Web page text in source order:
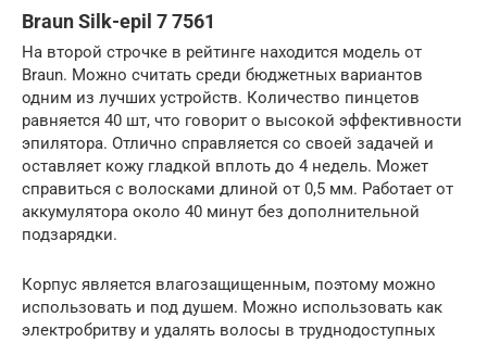
Braun Silk-epil 7 7561
На второй строчке в рейтинге находится модель от
Braun. Можно считать среди бюджетных вариантов
одним из лучших устройств. Количество пинцетов
равняется 40 шт, что говорит о высокой эффективности
эпилятора. Отлично справляется со своей задачей и
оставляет кожу гладкой вплоть до 4 недель. Может
справиться с волосками длиной от 0,5 мм. Работает от
аккумулятора около 40 минут без дополнительной
подзарядки.
Корпус является влагозащищенным, поэтому можно
использовать и под душем. Можно использовать как
электробритву и удалять волосы в труднодоступных